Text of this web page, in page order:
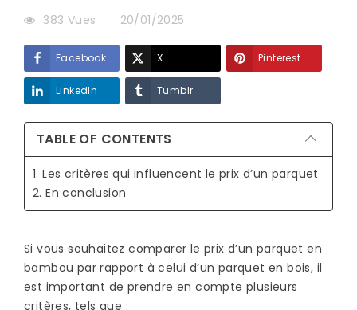
383 Vues 20/01/2025
Facebook X Pinterest
LinkedIn Tumblr
TABLE OF CONTENTS
1. Les critères qui influencent le prix d’un parquet
2. En conclusion
Si vous souhaitez comparer le prix d’un parquet en
bambou par rapport à celui d’un parquet en bois, il
est important de prendre en compte plusieurs
critères, tels que :